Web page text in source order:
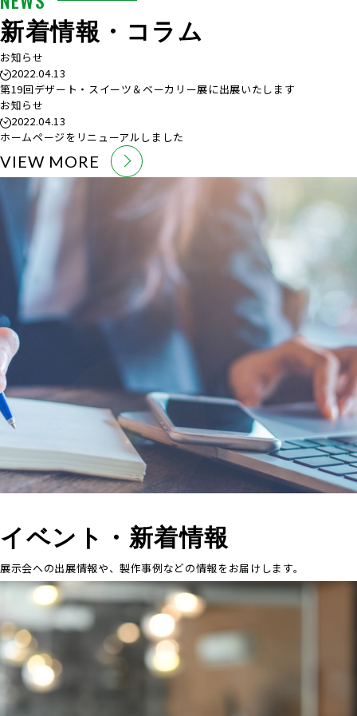
新着情報・コラム
お知らせ
2022.04.13
第19回デザート・スイーツ＆ベーカリー展に出展いたします
お知らせ
2022.04.13
ホームページをリニューアルしました
VIEW MORE
イベント・新着情報
展示会への出展情報や、製作事例などの情報をお届けします。